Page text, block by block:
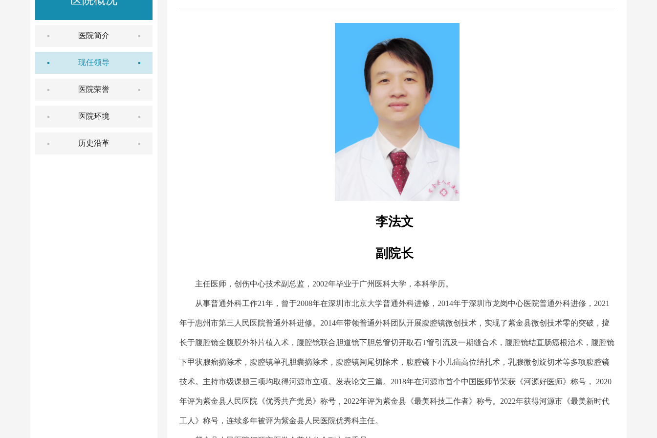
医院简介
现任领导
医院荣誉
医院环境
历史沿革
李法文
副院长
主任医师， 创伤中心技术副总监， 2002年毕业于广州医科大学， 本科学历。
从事普通外科工作21年，曾于2008年在深圳市北京大学普通外科进修，2014年于深圳市龙岗中心医院普通外科进修，2021
年于惠州市第三人民医院普通外科进修。2014年带领普通外科团队开展腹腔镜微创技术，实现了紫金县微创技术零的突破，擅
长于腹腔镜全腹膜外补片植入术，腹腔镜联合胆道镜下胆总管切开取石T管引流及一期缝合术，腹腔镜结直肠癌根治术，腹腔镜
下甲状腺瘤摘除术，腹腔镜单孔胆囊摘除术，腹腔镜阑尾切除术，腹腔镜下小儿疝高位结扎术，乳腺微创旋切术等多项腹腔镜
技术。主持市级课题三项均取得河源市立项。发表论文三篇。2018年在河源市首个中国医师节荣获《河源好医师》称号， 2020
年评为紫金县人民医院《优秀共产党员》称号，2022年评为紫金县《最美科技工作者》称号。2022年获得河源市《最美新时代
工人》称号，连续多年被评为紫金县人民医院优秀科主任。